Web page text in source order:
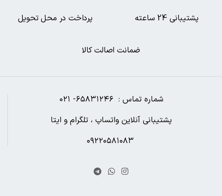
ضمانت اصالت کالا
پرداخت در محل تحویل پشتیبانی 24 ساعته
شماره تماس : ۶۵۸۳۱۲۴۶- ۰۲۱
پشتیبانی آنلاین واتساپ ، تلگرام و ایتا